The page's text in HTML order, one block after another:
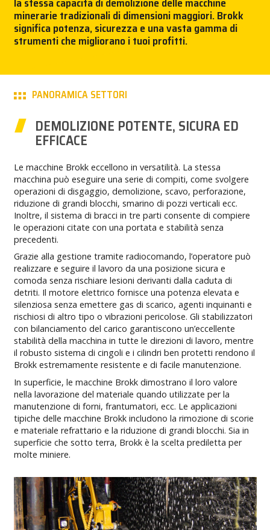
STAMPA
MY BROKK
SEARCH
minerarie tradizionali di dimensioni maggiori. Brokk
significa potenza, sicurezza e una vasta gamma di
strumenti che migliorano i tuoi profitti.
PANORAMICA SETTORI
DEMOLIZIONE POTENTE, SICURA ED
EFFICACE
Le macchine Brokk eccellono in versatilità. La stessa
macchina può eseguire una serie di compiti, come svolgere
operazioni di disgaggio, demolizione, scavo, perforazione,
riduzione di grandi blocchi, smarino di pozzi verticali ecc.
Inoltre, il sistema di bracci in tre parti consente di compiere
le operazioni citate con una portata e stabilità senza
precedenti.
Grazie alla gestione tramite radiocomando, l’operatore può
realizzare e seguire il lavoro da una posizione sicura e
comoda senza rischiare lesioni derivanti dalla caduta di
detriti. Il motore elettrico fornisce una potenza elevata e
silenziosa senza emettere gas di scarico, agenti inquinanti e
rischiosi di altro tipo o vibrazioni pericolose. Gli stabilizzatori
con bilanciamento del carico garantiscono un’eccellente
stabilità della macchina in tutte le direzioni di lavoro, mentre
il robusto sistema di cingoli e i cilindri ben protetti rendono il
Brokk estremamente resistente e di facile manutenzione.
In superficie, le macchine Brokk dimostrano il loro valore
nella lavorazione del materiale quando utilizzate per la
manutenzione di forni, frantumatori, ecc. Le applicazioni
tipiche delle macchine Brokk includono la rimozione di scorie
e materiale refrattario e la riduzione di grandi blocchi. Sia in
superficie che sotto terra, Brokk è la scelta prediletta per
molte miniere.